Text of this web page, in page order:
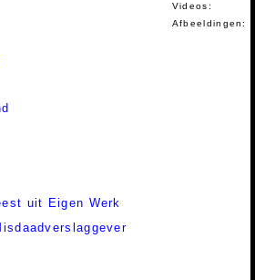
uit Eigen Werk
Videos:
Afbeeldingen: